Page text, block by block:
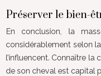
Préserver le bien-
En conclusion, la
considérablement selon
l’influencent. Connaître
de son cheval est capital